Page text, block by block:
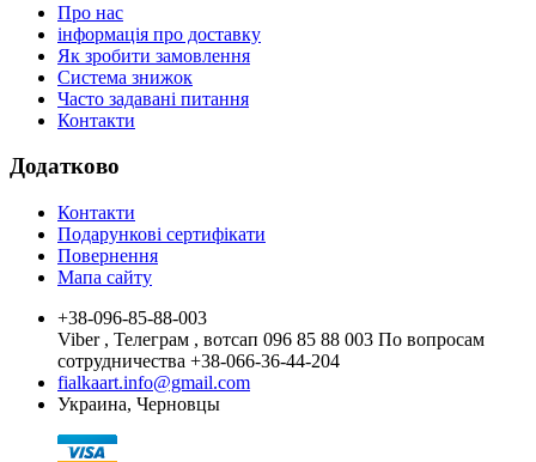
Про нас
інформація про доставку
Як зробити замовлення
Система знижок
Часто задавані питання
Контакти
Додатково
Контакти
Подарункові сертифікати
Повернення
Мапа сайту
+38-096-85-88-003
Viber , Телеграм , вотсап 096 85 88 003 По вопросам
сотрудничества +38-066-36-44-204
fialkaart.info@gmail.com
Украина, Черновцы